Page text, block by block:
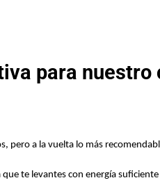
para nuestro
pero a la vuelta lo más
te levantes con energía